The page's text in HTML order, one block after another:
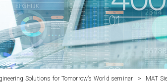
Solutions for Tomorrow’s World seminar >
MAT